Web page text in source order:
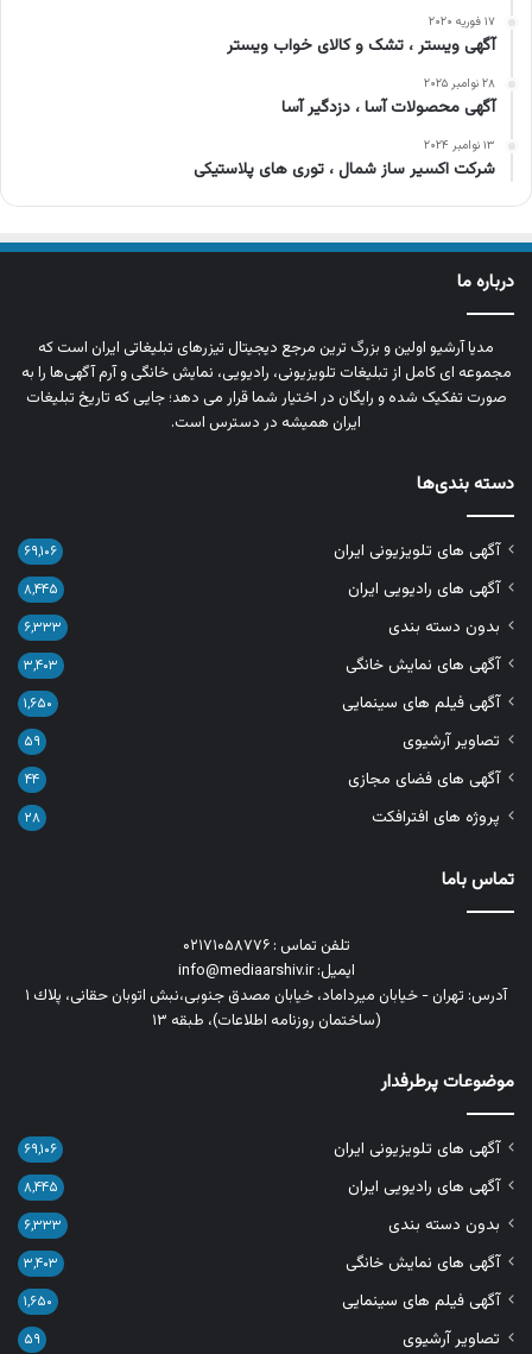
۱۷ فوریه ۲۰۲۰
آگهی ویستر ، تشک و کالای خواب ویستر
۲۸ نوامبر ۲۰۲۵
آگهی محصولات آسا ، دزدگیر آسا
۱۳ نوامبر ۲۰۲۴
شرکت اکسیر ساز شمال ، توری های پلاستیکی
درباره ما
مدیا آرشیو اولین و بزرگ‌ ترین مرجع دیجیتال تیزرهای تبلیغاتی ایران است که
مجموعه‌ ای کامل از تبلیغات تلویزیونی، رادیویی، نمایش خانگی و آرم‌ آگهی‌ها را به‌
صورت تفکیک‌ شده و رایگان در اختیار شما قرار می‌ دهد؛ جایی که تاریخ تبلیغات
ایران همیشه در دسترس است.
دسته بندی‌ها
آگهی های تلویزیونی ایران ۶۹,۱۰۶
آگهی های رادیویی ایران ۸,۴۴۵
بدون دسته بندی ۶,۳۳۳
آگهی های نمایش خانگی ۳,۴۰۳
آگهی فیلم های سینمایی ۱,۶۵۰
تصاویر آرشیوی ۵۹
آگهی های فضای مجازی ۴۴
پروژه های افترافکت ۲۸
تماس باما
تلفن تماس : ۰۲۱۷۱۰۵۸۷۷۶
ایمیل: info@mediaarshiv.ir
آدرس: تهران - خیابان میرداماد، خیابان مصدق جنوبی،نبش اتوبان حقانی، پلاك ١
(ساختمان روزنامه اطلاعات)، طبقه ۱۳
موضوعات پرطرفدار
آگهی های تلویزیونی ایران ۶۹,۱۰۶
آگهی های رادیویی ایران ۸,۴۴۵
بدون دسته بندی ۶,۳۳۳
آگهی های نمایش خانگی ۳,۴۰۳
آگهی فیلم های سینمایی ۱,۶۵۰
تصاویر آرشیوی ۵۹